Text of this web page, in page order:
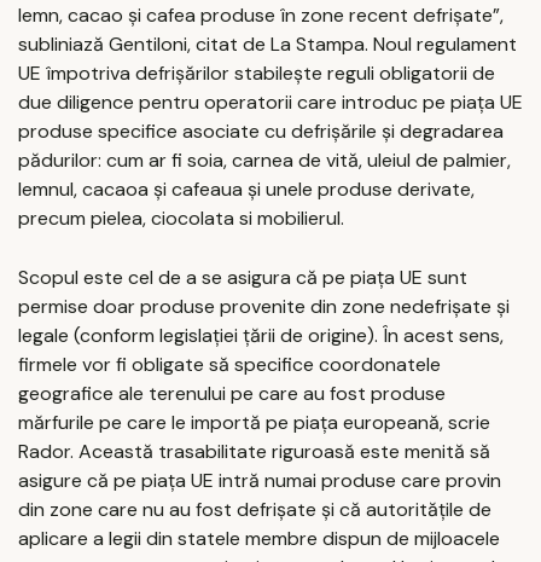
lemn, cacao și cafea produse în zone recent defrișate”,
subliniază Gentiloni, citat de La Stampa. Noul regulament
UE împotriva defrișărilor stabilește reguli obligatorii de
due diligence pentru operatorii care introduc pe piața UE
produse specifice asociate cu defrișările și degradarea
pădurilor: cum ar fi soia, carnea de vită, uleiul de palmier,
lemnul, cacaoa și cafeaua și unele produse derivate,
precum pielea, ciocolata si mobilierul.
Scopul este cel de a se asigura că pe piața UE sunt
permise doar produse provenite din zone nedefrișate și
legale (conform legislației țării de origine). În acest sens,
firmele vor fi obligate să specifice coordonatele
geografice ale terenului pe care au fost produse
mărfurile pe care le importă pe piața europeană, scrie
Rador. Această trasabilitate riguroasă este menită să
asigure că pe piața UE intră numai produse care provin
din zone care nu au fost defrișate și că autoritățile de
aplicare a legii din statele membre dispun de mijloacele